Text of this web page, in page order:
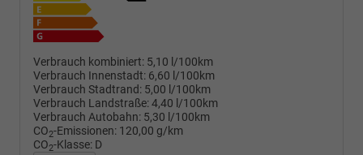
Verbrauch kombiniert: 5,10 l/100km
Verbrauch Innenstadt: 6,60 l/100km
Verbrauch Stadtrand: 5,00 l/100km
Verbrauch Landstraße:4,40 l/100km
Verbrauch Autobahn: 5,30 l/100km
CO2-Emissionen: 120,00 g/km
CO2-Klasse: D